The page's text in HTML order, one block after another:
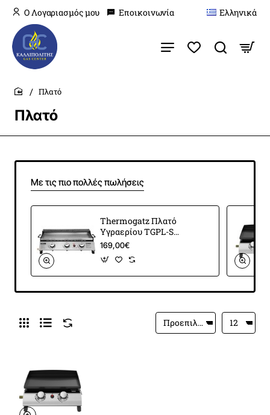
O Λογαριασμός μου Εποικοινωνία Ελληνικά
Πλατό
home
Πλατό
Με τις πιο πολλές πωλήσεις
Thermogatz Πλατό
Υγραερίου TGPL-SS
53
169,00€